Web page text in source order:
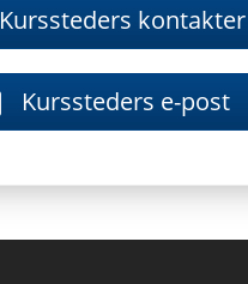
Kurssteders kontakter
Kurssteders e-post